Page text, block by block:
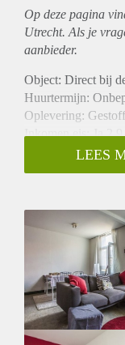
Op deze pagina
Utrecht. Als je
aanbieder.
Object: Direct bij
Huurtermijn:
Oplevering:
Inkomen eis: Ja
Garantiestelling
Borg: 1 maand
Gedeelde keuken:
Gedeelde Douche:
Gedeelde
Huisgenoten: Nee
Geslacht
LEES